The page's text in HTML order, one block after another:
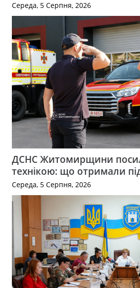
Середа, 5 Серпня, 2026
ДСНС Житомирщини
технікою: що отримали
Середа, 5 Серпня, 2026